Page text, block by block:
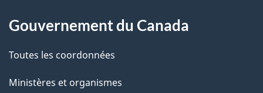
About
this
site
Gouvernement du Canada
Toutes les coordonnées
Ministères et organismes